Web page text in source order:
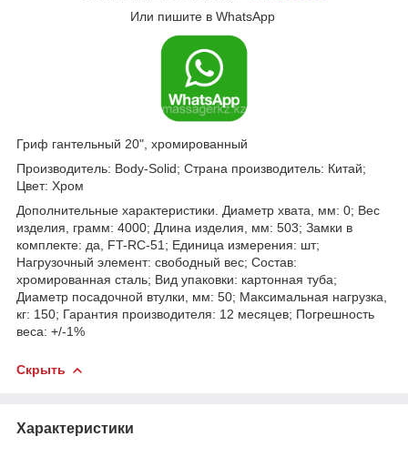
Или пишите в WhatsApp
Гриф гантельный 20", хромированный
Производитель: Body-Solid; Страна производитель: Китай;
Цвет: Хром
Дополнительные характеристики. Диаметр хвата, мм: 0; Вес
изделия, грамм: 4000; Длина изделия, мм: 503; Замки в
комплекте: да, FT-RC-51; Единица измерения: шт;
Нагрузочный элемент: свободный вес; Состав:
хромированная сталь; Вид упаковки: картонная туба;
Диаметр посадочной втулки, мм: 50; Максимальная нагрузка,
кг: 150; Гарантия производителя: 12 месяцев; Погрешность
веса: +/-1%
Скрыть
Характеристики